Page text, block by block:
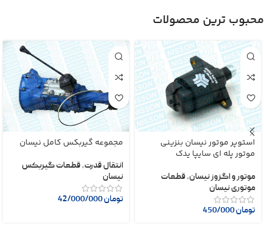
محبوب ترین محصولات
استوپر موتور نیسان بنزینی
موتور پله ای سایپا یدک
موتور و اگزوز نیسان, قطعات
موتوری نیسان
تومان
مجموعه گیربکس کامل نیسان
انتقال قدرت, قطعات گیربکس
نیسان
تومان